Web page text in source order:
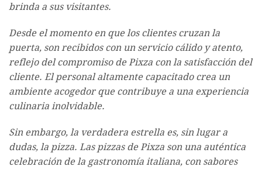
brinda a sus visitantes.
Desde el momento en que los clientes cruzan la
puerta, son recibidos con un servicio cálido y atento,
reflejo del compromiso de Pixza con la satisfacción del
cliente. El personal altamente capacitado crea un
ambiente acogedor que contribuye a una experiencia
culinaria inolvidable.
Sin embargo, la verdadera estrella es, sin lugar a
dudas, la pizza. Las pizzas de Pixza son una auténtica
celebración de la gastronomía italiana, con sabores